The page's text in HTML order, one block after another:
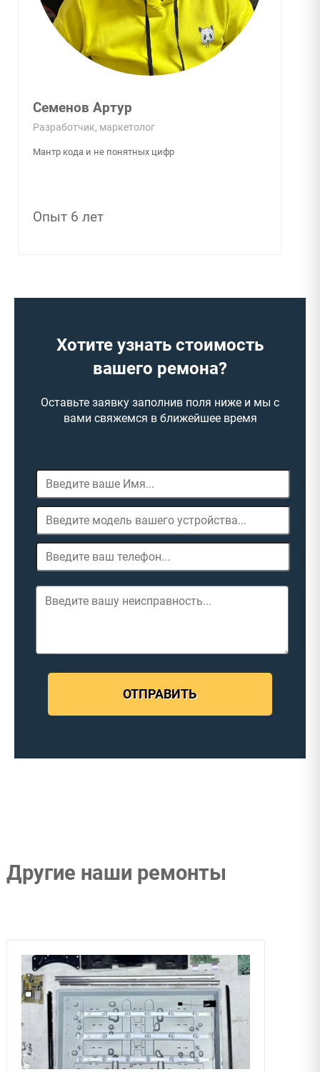
Леваков Роман
Инженер
Джедай модульного ремонта и яблочных дел
Опыт 7 лет
Хотите узнать стоимость
вашего ремона?
Оставьте заявку заполнив поля ниже и мы с
вами свяжемся в ближейшее время
ОТПРАВИТЬ
Другие наши ремонты